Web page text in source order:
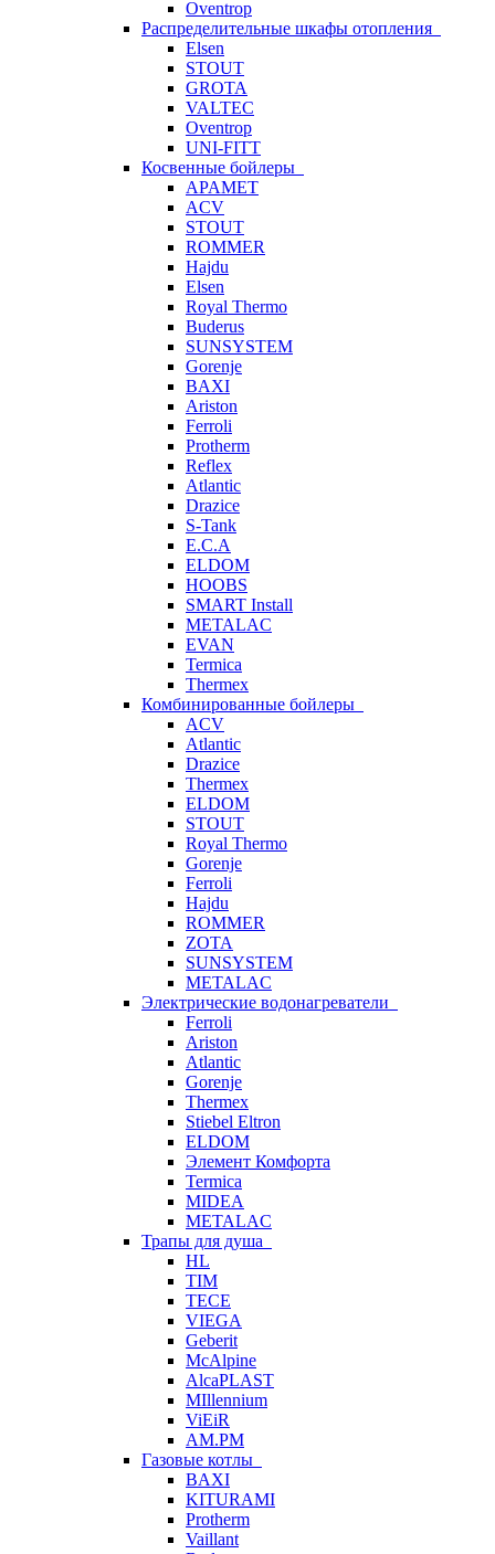
Oventrop
Распределительные шкафы отопления
Elsen
STOUT
GROTA
VALTEC
Oventrop
UNI-FITT
Косвенные бойлеры
APAMET
ACV
STOUT
ROMMER
Hajdu
Elsen
Royal Thermo
Buderus
SUNSYSTEM
Gorenje
BAXI
Ariston
Ferroli
Protherm
Reflex
Atlantic
Drazice
S-Tank
E.C.A
ELDOM
HOOBS
SMART Install
METALAC
EVAN
Termica
Thermex
Комбинированные бойлеры
ACV
Atlantic
Drazice
Thermex
ELDOM
STOUT
Royal Thermo
Gorenje
Ferroli
Hajdu
ROMMER
ZOTA
SUNSYSTEM
METALAC
Электрические водонагреватели
Ferroli
Ariston
Atlantic
Gorenje
Thermex
Stiebel Eltron
ELDOM
Элемент Комфорта
Termica
MIDEA
METALAC
Трапы для душа
HL
TIM
TECE
VIEGA
Geberit
McAlpine
AlcaPLAST
MIllennium
ViEiR
AM.PM
Газовые котлы
BAXI
KITURAMI
Protherm
Vaillant